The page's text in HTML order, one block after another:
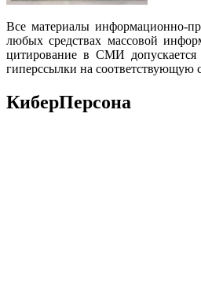
Все материалы информационно-
любых средствах массовой
цитирование в СМИ
гиперссылки на соответствующую
КиберПерсона